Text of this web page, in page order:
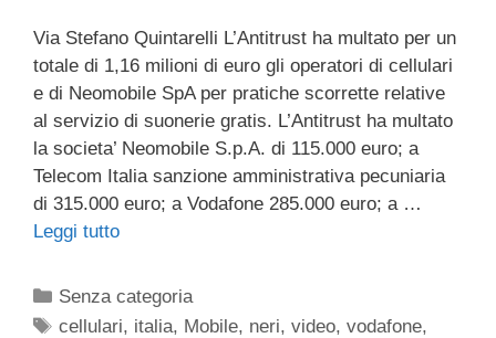
Via Stefano Quintarelli L’Antitrust ha multato per un
totale di 1,16 milioni di euro gli operatori di cellulari
e di Neomobile SpA per pratiche scorrette relative
al servizio di suonerie gratis. L’Antitrust ha multato
la societa’ Neomobile S.p.A. di 115.000 euro; a
Telecom Italia sanzione amministrativa pecuniaria
di 315.000 euro; a Vodafone 285.000 euro; a …
Leggi tutto
Categorie
Senza categoria
Tag
cellulari, italia, Mobile, neri,video,vodafone,